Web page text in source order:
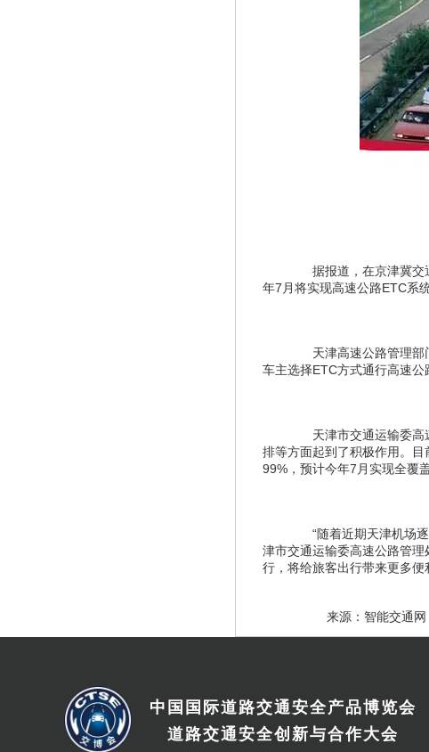
据报道，在京津冀交通
年7月将实现高速公路ETC系
天津高速公路管理部门
车主选择ETC方式通行高速公
天津市交通运输委高速
排等方面起到了积极作用。
99%，预计今年7月实现全覆
“随着近期天津机场逐
津市交通运输委高速公路管
行，将给旅客出行带来更多便
来源：智能交通网
中国国际道路交通安全产品博览会
道路交通安全创新与合作大会